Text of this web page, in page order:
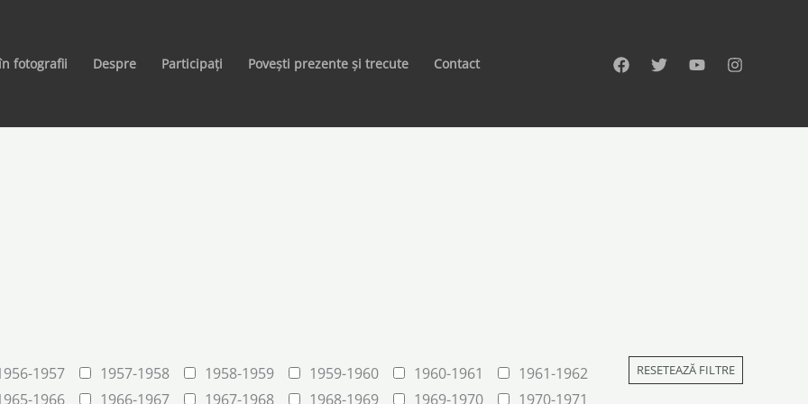
fotografii Despre Participați Povești prezente și trecute Contact
1957 1957-1958 1958-1959 1959-1960 1960-1961
1961-1962
1966 1966-1967 1967-1968 1968-1969 1969-1970
1970-1971
RESETEAZĂ FILTRE